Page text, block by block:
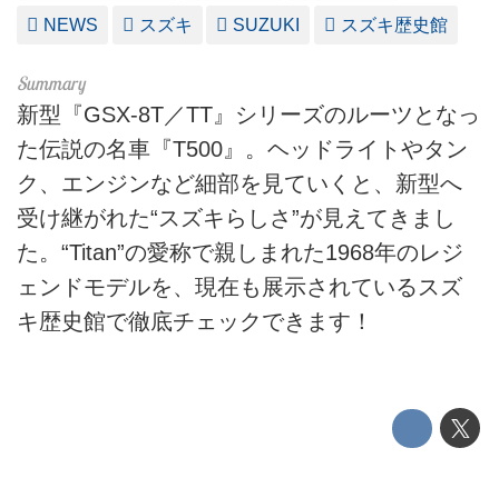
NEWS スズキ SUZUKI スズキ歴史館
新型『GSX-8T／TT』シリーズのルーツとなっ
た伝説の名車『T500』。ヘッドライトやタン
ク、エンジンなど細部を見ていくと、新型へ
受け継がれた“スズキらしさ”が見えてきまし
た。“Titan”の愛称で親しまれた1968年のレジ
ェンドモデルを、現在も展示されているスズ
キ歴史館で徹底チェックできます！